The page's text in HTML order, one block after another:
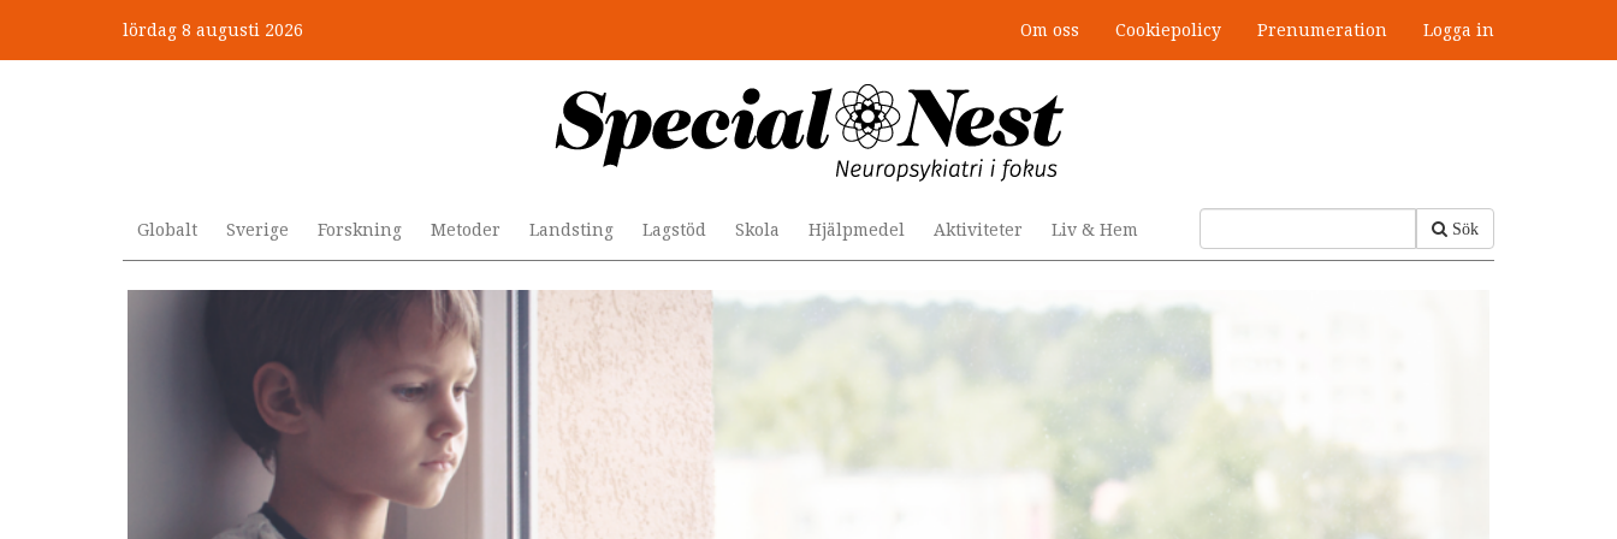
huvudinnehåll
lördag 8 augusti 2026 Om oss Cookiepolicy Prenumeration Logga in
Sök
Globalt Sverige Forskning Metoder Landsting Lagstöd Skola Hjälpmedel Aktiviteter Liv & Hem
”Jobbet gick bra – just därför togs stödet bort”